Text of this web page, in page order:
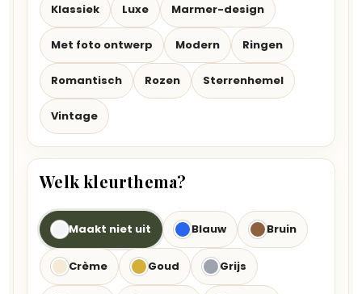
Klassiek Luxe Marmer-design
Met foto ontwerp Modern Ringen
Romantisch Rozen Sterrenhemel
Vintage
Welk kleurthema?
Maakt niet uit Blauw Bruin
Crème Goud Grijs